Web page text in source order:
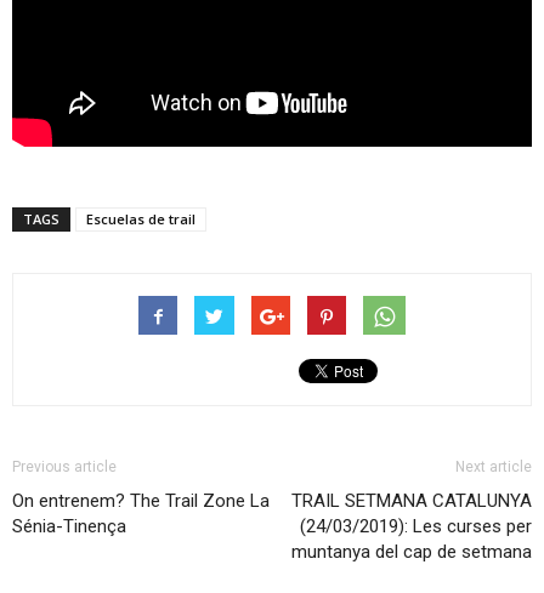
TAGS Escuelas de trail
Previous article
On entrenem? The Trail Zone La
Sénia-Tinença
Next article
TRAIL SETMANA CATALUNYA
(24/03/2019): Les curses per
muntanya del cap de setmana